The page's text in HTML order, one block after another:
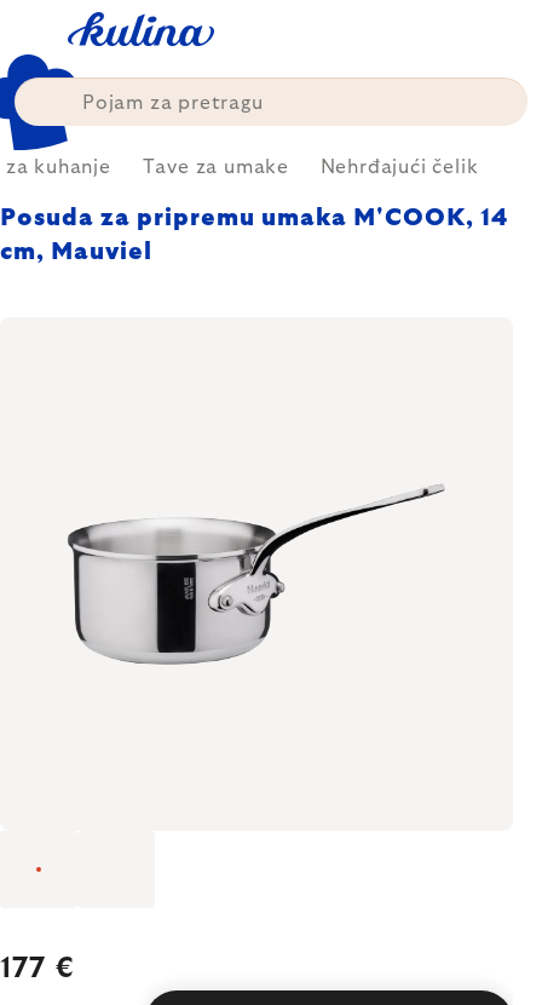
content
za kuhanje Tave za umake Nehrđajući čelik
Posuda za pripremu umaka M'COOK, 14
cm, Mauviel
177 €